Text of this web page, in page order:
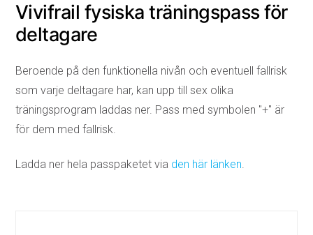
Vivifrail fysiska träningspass för
deltagare
Beroende på den funktionella nivån och eventuell fallrisk
som varje deltagare har, kan upp till sex olika
träningsprogram laddas ner. Pass med symbolen "+" är
för dem med fallrisk.
Ladda ner hela passpaketet via den här länken.